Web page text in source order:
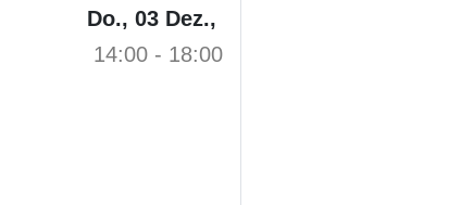
Do., 03 Dez.,
14:00 - 18:00